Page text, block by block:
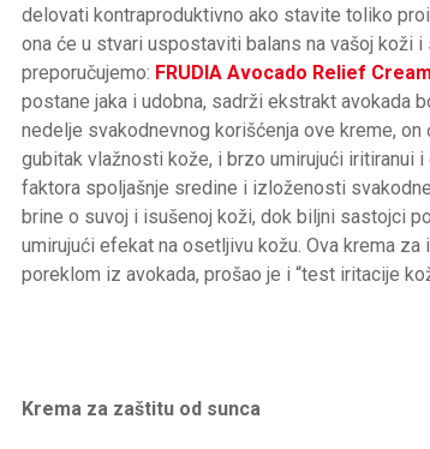
delovati kontraproduktivno ako stavite toliko
ona će u stvari uspostaviti balans na vašoj koži
preporučujemo: FRUDIA Avocado Relief Cream
postane jaka i udobna, sadrži ekstrakt avokada
nedelje svakodnevnog korišćenja ove kreme, on
gubitak vlažnosti kože, i brzo umirujući iritiranui
faktora spoljašnje sredine i izloženosti
brine o suvoj i isušenoj koži, dok biljni sastojci
umirujući efekat na osetljivu kožu. Ova krema
poreklom iz avokada, prošao je i “test iritacije
Krema za zaštitu od sunca